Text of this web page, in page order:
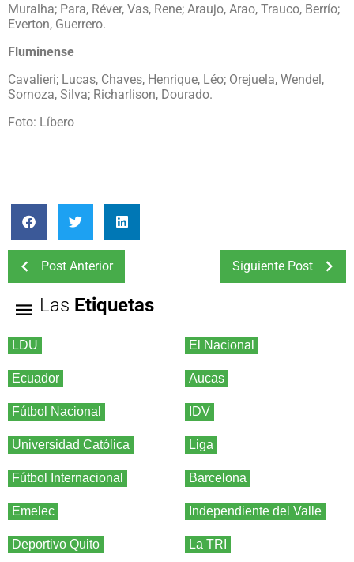
Muralha; Para, Réver, Vas, Rene; Araujo, Arao, Trauco, Berrío;
Everton, Guerrero.
Fluminense
Cavalieri; Lucas, Chaves, Henrique, Léo; Orejuela, Wendel,
Sornoza, Silva; Richarlison, Dourado.
Foto: Líbero
Post Anterior Siguiente Post
Las Etiquetas
LDU El Nacional
Ecuador Aucas
Fútbol Nacional IDV
Universidad Católica Liga
Fútbol Internacional Barcelona
Emelec Independiente del Valle
Deportivo Quito La TRI